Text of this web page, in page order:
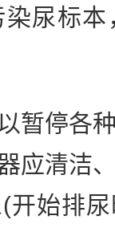
尿标
停各种
应清洁
开始排